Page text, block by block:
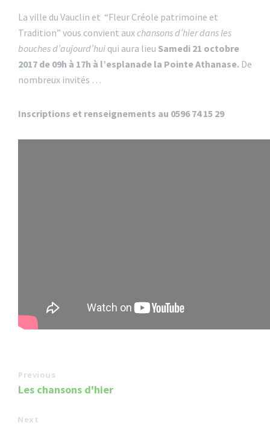
La ville du Vauclin et “Fleur Créole patrimoine et
Tradition” vous convient auxchansons d’hier dans les
bouches d’aujourd’hui qui aura lieu Samedi 21 octobre
2017 de 09h à 17h à l’esplanade la Pointe Athanase. De
nombreux invités …
Inscriptions et renseignements au 0596 74 15 29
Previous
Les chansons d'hier
Next